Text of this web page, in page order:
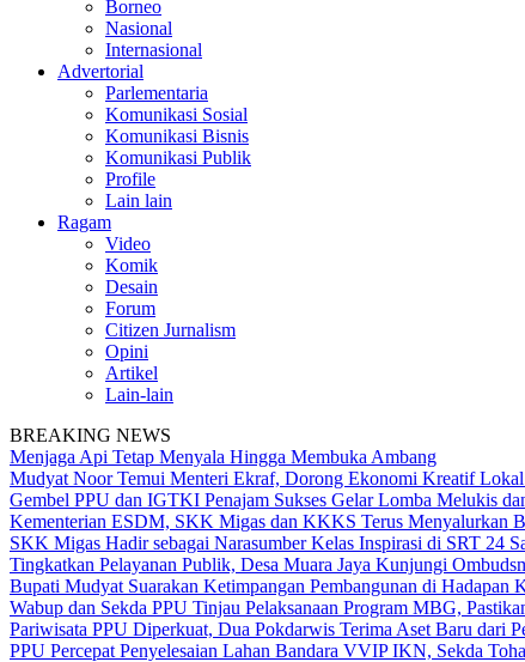
Borneo
Nasional
Internasional
Advertorial
Parlementaria
Komunikasi Sosial
Komunikasi Bisnis
Komunikasi Publik
Profile
Lain lain
Ragam
Video
Komik
Desain
Forum
Citizen Jurnalism
Opini
Artikel
Lain-lain
BREAKING NEWS
Menjaga Api Tetap Menyala Hingga Membuka Ambang
Mudyat Noor Temui Menteri Ekraf, Dorong Ekonomi Kreatif
Gembel PPU dan IGTKI Penajam Sukses Gelar Lomba Melukis
Kementerian ESDM, SKK Migas dan KKKS Terus Menyalurkan
SKK Migas Hadir sebagai Narasumber Kelas Inspirasi di SRT 24
Tingkatkan Pelayanan Publik, Desa Muara Jaya Kunjungi
Bupati Mudyat Suarakan Ketimpangan Pembangunan di
Wabup dan Sekda PPU Tinjau Pelaksanaan Program MBG,
Pariwisata PPU Diperkuat, Dua Pokdarwis Terima Aset Baru dari
PPU Percepat Penyelesaian Lahan Bandara VVIP IKN, Sekda